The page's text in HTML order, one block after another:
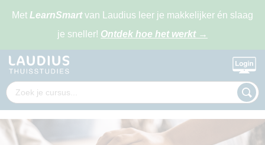
Met LearnSmartvan Laudius leer je makkelijker én slaag
je sneller! Ontdek hoe het werkt →